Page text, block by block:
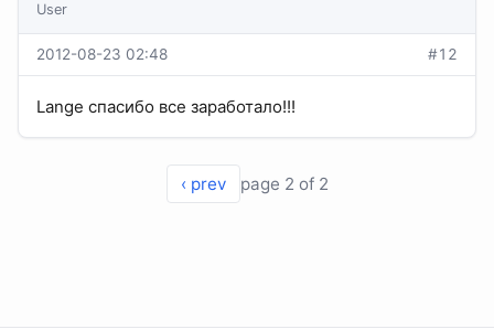
User
2012-08-23 02:48 #12
Lange спасибо все заработало!!!
‹ prev page 2 of 2